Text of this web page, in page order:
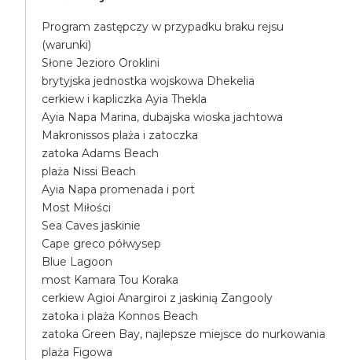
Program zastępczy w przypadku braku rejsu
(warunki)
Słone Jezioro Oroklini
brytyjska jednostka wojskowa Dhekelia
cerkiew i kapliczka Ayia Thekla
Ayia Napa Marina, dubajska wioska jachtowa
Makronissos plaża i zatoczka
zatoka Adams Beach
plaża Nissi Beach
Ayia Napa promenada i port
Most Miłości
Sea Caves jaskinie
Cape greco półwysep
Blue Lagoon
most Kamara Tou Koraka
cerkiew Agioi Anargiroi z jaskinią Zangooly
zatoka i plaża Konnos Beach
zatoka Green Bay, najlepsze miejsce do nurkowania
plaża Figowa